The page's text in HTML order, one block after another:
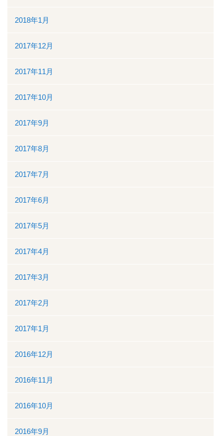
2018年1月
2017年12月
2017年11月
2017年10月
2017年9月
2017年8月
2017年7月
2017年6月
2017年5月
2017年4月
2017年3月
2017年2月
2017年1月
2016年12月
2016年11月
2016年10月
2016年9月